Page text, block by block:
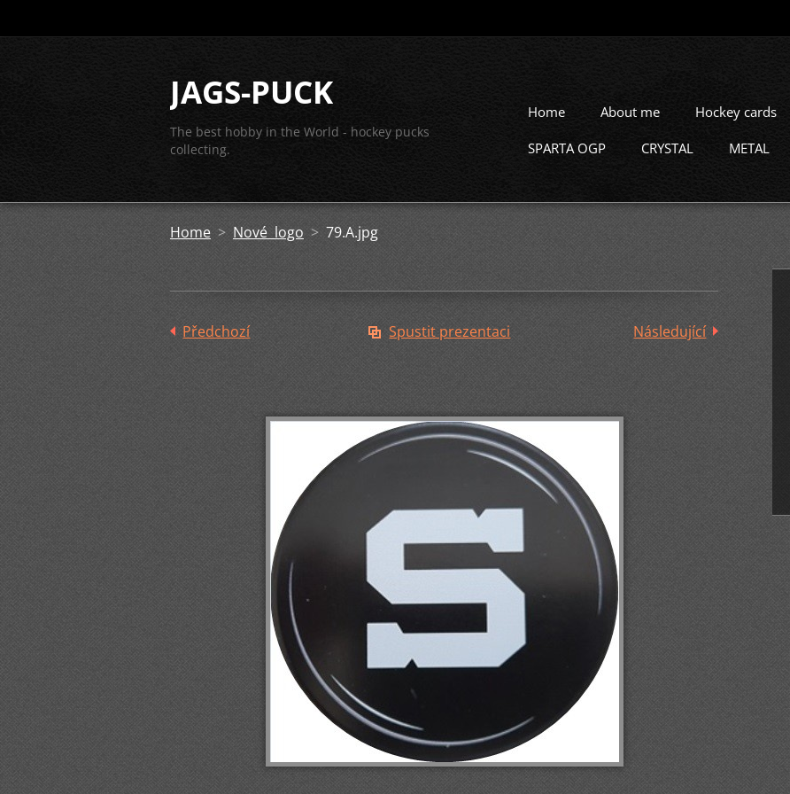
JAGS-PUCK
The best hobby in the World - hockey pucks
collecting.
Home About me Hockey cards
SPARTA OGP CRYSTAL METAL
Home > Nové logo > 79.A.jpg
Předchozí Spustit prezentaci Následující